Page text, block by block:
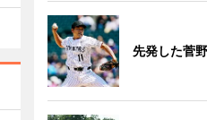
先発した菅